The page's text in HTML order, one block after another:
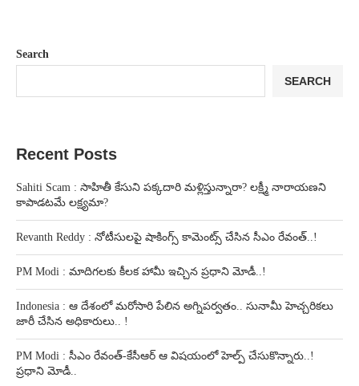
Search
SEARCH
Recent Posts
Sahiti Scam : సాహితీ కేసుని పక్కదారి మళ్లిస్తున్నారా? లక్ష్మీ నారాయణని
కాపాడటమే లక్ష్యమా?
Revanth Reddy : నోటీసులపై షాకింగ్స్ కామెంట్స్ చేసిన సీఎం రేవంత్..!
PM Modi : మాదిగలకు కీలక హామీ ఇచ్చిన ప్రధాని మోడీ..!
Indonesia : ఆ దేశంలో మరోసారి పేలిన అగ్నిపర్వతం.. సునామీ హెచ్చరికలు
జారీ చేసిన అధికారులు.. !
PM Modi : సీఎం రేవంత్-కేసీఆర్ ఆ విషయంలో హెల్ప్ చేసుకొన్నారు..!
ప్రధాని మోడీ..